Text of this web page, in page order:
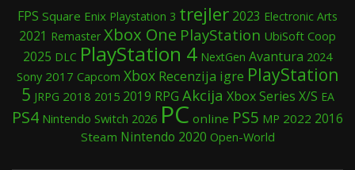
FPS Square Enix Playstation 3 trejler 2023 Electronic Arts
2021 Remaster Xbox One PlayStation UbiSoft Coop
2025 DLC PlayStation 4 NextGen Avantura 2024
Sony 2017 Capcom Xbox Recenzija igre PlayStation
5 JRPG 2018 2015 2019 RPG Akcija Xbox Series X/S EA
PS4 Nintendo Switch 2026 PC online PS5 MP 2022 2016
Steam Nintendo 2020 Open-World